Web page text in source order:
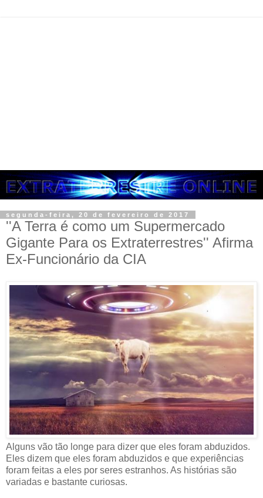
segunda-feira, 20 de fevereiro de 2017
''A Terra é como um Supermercado
Gigante Para os Extraterrestres'' Afirma
Ex-Funcionário da CIA
Alguns vão tão longe para dizer que eles foram abduzidos.
Eles dizem que eles foram abduzidos e que experiências
foram feitas a eles por seres estranhos. As histórias são
variadas e bastante curiosas.